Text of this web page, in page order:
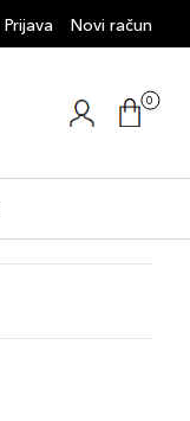
Prijava Novi račun
0